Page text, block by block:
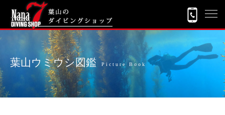
葉山ウミウシ図鑑 Picture Book